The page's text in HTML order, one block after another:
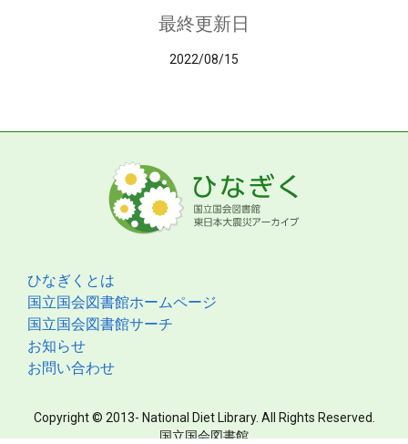
最終更新日
2022/08/15
ひなぎくとは
国立国会図書館ホームページ
国立国会図書館サーチ
お知らせ
お問い合わせ
Copyright © 2013- National Diet Library. All Rights Reserved.